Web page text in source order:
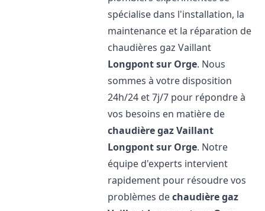
spécialise dans l'installation, la
maintenance et la réparation de
chaudières gaz Vaillant
Longpont sur Orge. Nous
sommes à votre disposition
24h/24 et 7j/7 pour répondre à
vos besoins en matière de
chaudière gaz Vaillant
Longpont sur Orge. Notre
équipe d'experts intervient
rapidement pour résoudre vos
problèmes dechaudière gaz